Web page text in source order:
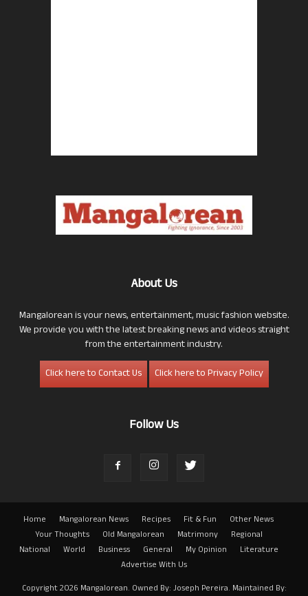
About Us
Mangalorean is your news, entertainment, music fashion website.
We provide you with the latest breaking news and videos straight
from the entertainment industry.
Click here to Contact Us
Click here to Privacy Policy
Follow Us
Home Mangalorean News Recipes Fit & Fun
Other News
Your Thoughts
Old Mangalorean Matrimony
Regional
National
World Business General My Opinion
Literature
Advertise With Us
Copyright 2026 Mangalorean. Owned By: Joseph Pereira. Maintained By: